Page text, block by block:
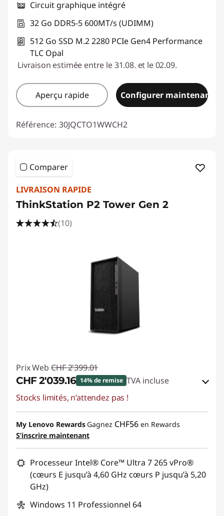
Circuit graphique intégré
32 Go DDR5-5 600MT/s (UDIMM)
512 Go SSD M.2 2280 PCIe Gen4 Performance
TLC Opal
Livraison estimée entre le 31.08. et le 02.09.
Aperçu rapide Configurer maintenant
Référence: 30JQCTO1WWCH2
Comparer
LIVRAISON RAPIDE
ThinkStation P2 Tower Gen 2
(10)
Prix Web CHF 2'399.01
CHF 2'039.16 14% de remise TVA incluse
Bons de réduction en ligne :
Code de réduction :SALES
Stocks limités, n’attendez pas !
My Lenovo Rewards Gagnez CHF56 en Rewards
S’inscrire maintenant
Processeur Intel® Core™ Ultra 7 265 vPro®
(cœurs E jusqu’à 4,60 GHz cœurs P jusqu’à 5,20
GHz)
Windows 11 Professionnel 64